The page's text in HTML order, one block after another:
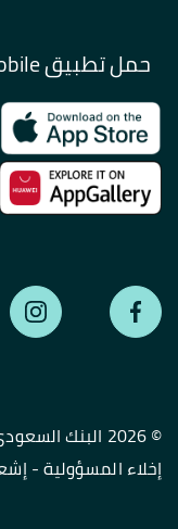
حمل تطبيق BSF Mobile الآن
©2026 البنك السعودي الفرنسي. جميع الحقوق محفوظة.
إخلاء المسؤولية-